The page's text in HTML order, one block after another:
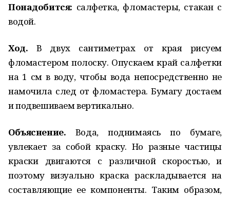
Понадобится: салфетка, фломастеры, стакан с
водой.
Ход. В двух сантиметрах от края рисуем
фломастером полоску. Опускаем край салфетки
на 1 см в воду, чтобы вода непосредственно не
намочила след от фломастера. Бумагу достаем
и подвешиваем вертикально.
Объяснение. Вода, поднимаясь по бумаге,
увлекает за собой краску. Но разные частицы
краски двигаются с различной скоростью, и
поэтому визуально краска раскладывается на
составляющие ее компоненты. Таким образом,